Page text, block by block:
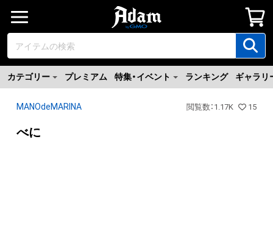
カテゴリー プレミアム 特集・イベント ランキング ギャラリ
MANOdeMARINA 閲覧数 ： 1.17K 15
べに